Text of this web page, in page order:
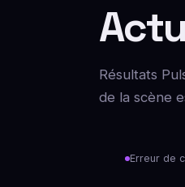
Résultats
de la scène
Erreur de